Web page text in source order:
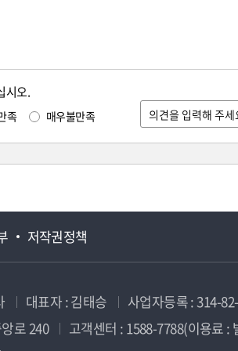
시오.
족 매우불만족
저작권정책
대표자 : 김태승 사업자등록 : 314-
로 240
고객센터 : 1588-7788(이용료 :